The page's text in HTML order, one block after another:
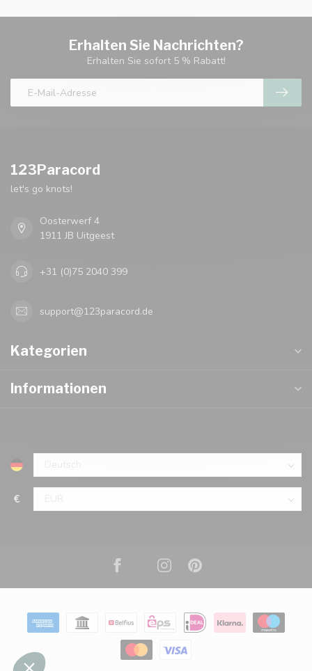
Erhalten Sie Nachrichten?
Erhalten Sie sofort 5 % Rabatt!
123Paracord
let's go knots!
Oosterwerf 4
1911 JB Uitgeest
+31 (0)75 2040 399
support@123paracord.de
Kategorien
Informationen
€